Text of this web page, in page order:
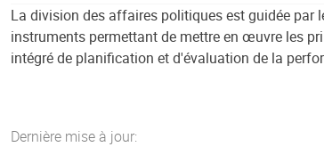
La division des affaires politiques est guidée par
instruments permettant de mettre en œuvre les
intégré de planification et d'évaluation de la
Dernière mise à jour: